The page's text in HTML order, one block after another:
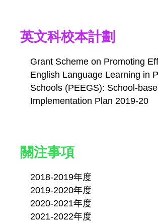
英文科校本計劃
Grant Scheme on Promoting
English Language Learning in
Schools (PEEGS): School-
Implementation Plan 2019-20
關注事項
2018-2019年度
2019-2020年度
2020-2021年度
2021-2022年度